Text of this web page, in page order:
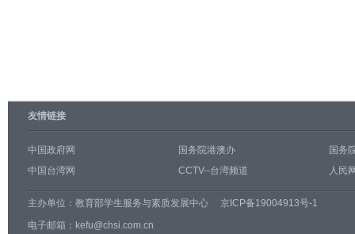
友情链接
中国政府网 国务院港澳办
国务
中国台湾网
CCTV--台湾频道 人民
主办单位： 教育部学生服务与素质发展中心
京ICP备19004913号-1
电子邮箱：kefu@chsi.com.cn